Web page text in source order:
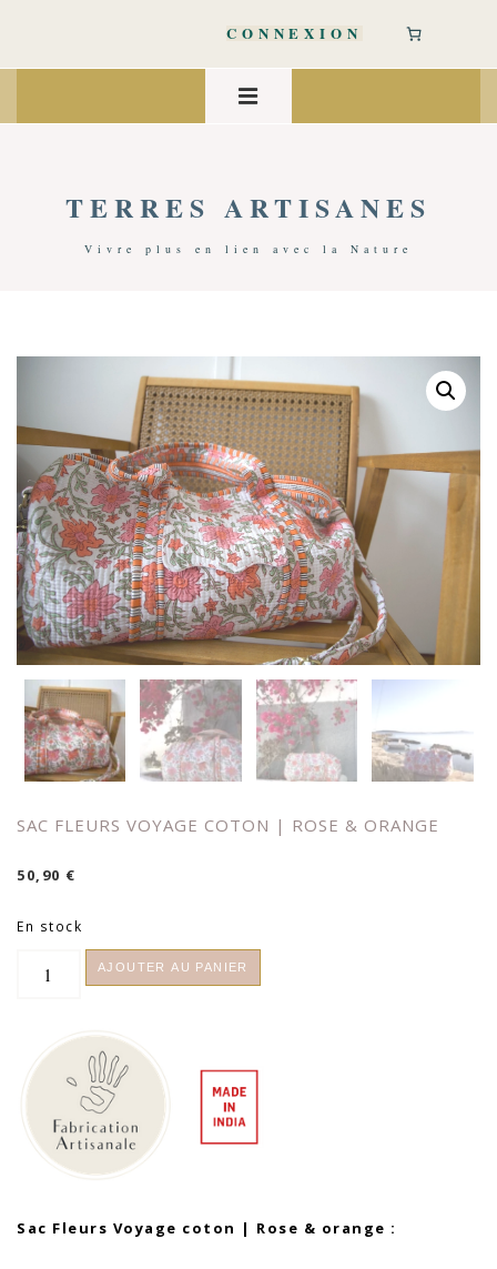
contenu
CONNEXION
TERRES ARTISANES
Vivre plus en lien avec la Nature
SAC FLEURS VOYAGE COTON | ROSE & ORANGE
50,90 €
En stock
Voyage
coton
|
&
orange
AJOUTER AU PANIER
Sac Fleurs Voyage coton | Rose & orange :